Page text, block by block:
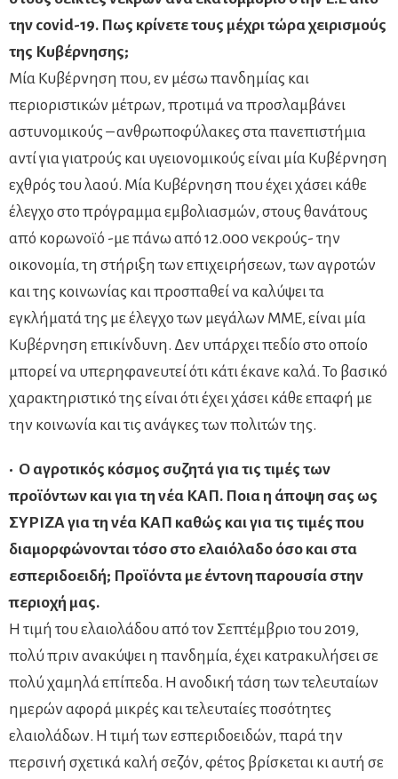
την covid-19. Πως κρίνετε τους μέχρι τώρα χειρισμούς
της Κυβέρνησης;
Μία Κυβέρνηση που, εν μέσω πανδημίας και
περιοριστικών μέτρων, προτιμά να προσλαμβάνει
αστυνομικούς – ανθρωποφύλακες στα πανεπιστήμια
αντί για γιατρούς και υγειονομικούς είναι μία Κυβέρνηση
εχθρός του λαού. Μία Κυβέρνηση που έχει χάσει κάθε
έλεγχο στο πρόγραμμα εμβολιασμών, στους θανάτους
από κορωνοϊό -με πάνω από 12.000 νεκρούς- την
οικονομία, τη στήριξη των επιχειρήσεων, των αγροτών
και της κοινωνίας και προσπαθεί να καλύψει τα
εγκλήματά της με έλεγχο των μεγάλων ΜΜΕ, είναι μία
Κυβέρνηση επικίνδυνη. Δεν υπάρχει πεδίο στο οποίο
μπορεί να υπερηφανευτεί ότι κάτι έκανε καλά. Το βασικό
χαρακτηριστικό της είναι ότι έχει χάσει κάθε επαφή με
την κοινωνία και τις ανάγκες των πολιτών της.
• Ο αγροτικός κόσμος συζητά για τις τιμές των
προϊόντων και για τη νέα ΚΑΠ. Ποια η άποψη σας ως
ΣΥΡΙΖΑ για τη νέα ΚΑΠ καθώς και για τις τιμές που
διαμορφώνονται τόσο στο ελαιόλαδο όσο και στα
εσπεριδοειδή; Προϊόντα με έντονη παρουσία στην
περιοχή μας.
Η τιμή του ελαιολάδου από τον Σεπτέμβριο του 2019,
πολύ πριν ανακύψει η πανδημία, έχει κατρακυλήσει σε
πολύ χαμηλά επίπεδα. Η ανοδική τάση των τελευταίων
ημερών αφορά μικρές και τελευταίες ποσότητες
ελαιολάδων. Η τιμή των εσπεριδοειδών, παρά την
περσινή σχετικά καλή σεζόν, φέτος βρίσκεται κι αυτή σε